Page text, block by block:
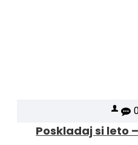
Poskladaj si leto